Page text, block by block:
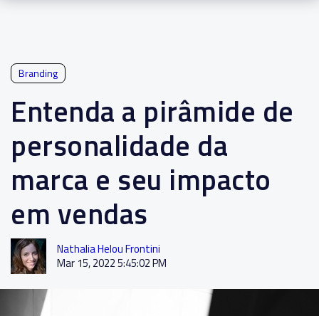
Branding
Entenda a pirâmide de
personalidade da
marca e seu impacto
em vendas
Nathalia Helou Frontini
Mar 15, 2022 5:45:02 PM